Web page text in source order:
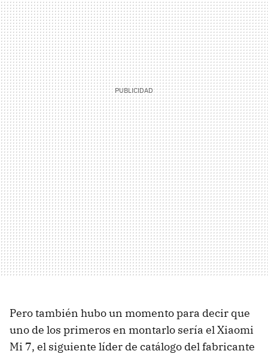
Pero también hubo un momento para decir que
uno de los primeros en montarlo sería el Xiaomi
Mi 7, el siguiente líder de catálogo del fabricante